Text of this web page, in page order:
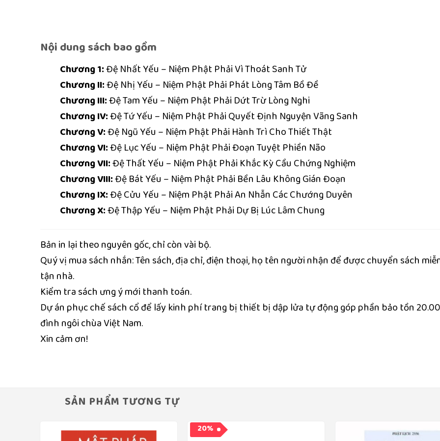
Nội dung sách bao gồm
Chương 1:Đệ Nhất Yếu – Niệm Phật Phải Vì Thoát Sanh Tử
Chương II:Đệ Nhị Yếu – Niệm Phật Phải Phát Lòng Tâm Bồ Đề
Chương III:Đệ Tam Yếu – Niệm Phật Phải Dứt Trừ Lòng Nghi
Chương IV:Đệ Tứ Yếu – Niệm Phật Phải Quyết Định Nguyện Vãng Sanh
Chương V:Đệ Ngũ Yếu – Niệm Phật Phải Hành Trì Cho Thiết Thật
Chương VI:Đệ Lục Yếu – Niệm Phật Phải Đoạn Tuyệt Phiền Não
Chương VII:Đệ Thất Yếu – Niệm Phật Phải Khắc Kỳ Cầu Chứng Nghiệm
Chương VIII:Đệ Bát Yếu – Niệm Phật Phải Bền Lâu Không Gián Đoạn
Chương IX:Đệ Cửu Yếu – Niệm Phật Phải An Nhẫn Các Chướng Duyên
Chương X:Đệ Thập Yếu – Niệm Phật Phải Dự Bị Lúc Lâm Chung
Bản in lại theo nguyên gốc, chỉ còn vài bộ.
Quý vị mua sách nhắn: Tên sách, địa chỉ, điện thoại, họ tên người nhận để được chuyển sách
tận nhà.
Kiểm tra sách ưng ý mới thanh toán.
Dự án phục chế sách cổ để lấy kinh phí trang bị thiết bị dập lửa tự động góp phần bảo tồn
đình ngôi chùa Việt Nam.
Xin cảm ơn!
SẢN PHẨM TƯƠNG TỰ
20%